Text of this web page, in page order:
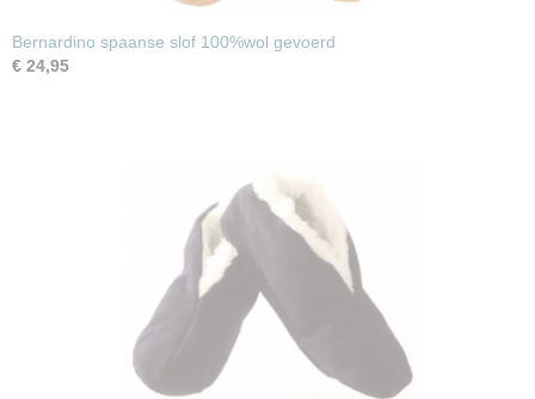
Bernardino spaanse slof 100%wol gevoerd
€ 24,95